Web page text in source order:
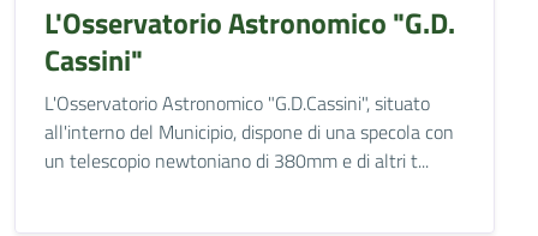
L'Osservatorio Astronomico "G.D.
Cassini"
L'Osservatorio Astronomico "G.D.Cassini", situato
all'interno del Municipio, dispone di una specola con
un telescopio newtoniano di 380mm e di altri t...